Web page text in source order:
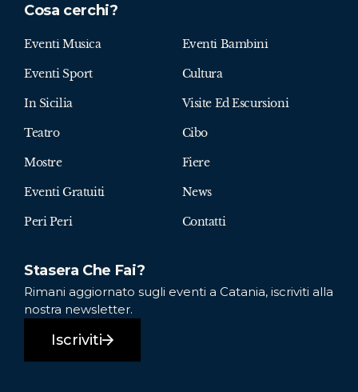
Cosa cerchi?
Eventi Musica Eventi Bambini
Eventi Sport Cultura
In Sicilia Visite Ed Escursioni
Teatro Cibo
Mostre Fiere
Eventi Gratuiti News
Peri Peri Contatti
Stasera Che Fai?
Rimani aggiornato sugli eventi a Catania, iscriviti alla
nostra newsletter.
Iscriviti